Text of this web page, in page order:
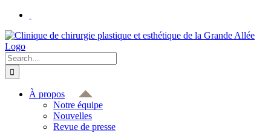
Skip
content
Search
for:
À propos
Notre équipe
Nouvelles
Revue de presse